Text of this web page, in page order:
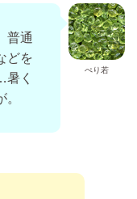
ぺり若
普通
どを
く